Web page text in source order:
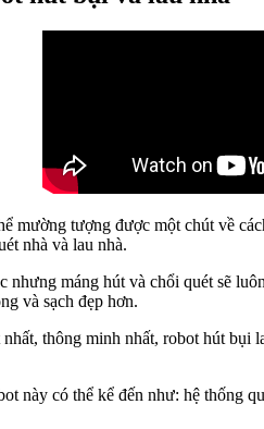
mường tượng được một chút về
nhà và lau nhà.
nhưng máng hút và chổi quét sẽ
và sạch đẹp hơn.
thông minh nhất, robot hút bụi
này có thể kể đến như: hệ thống